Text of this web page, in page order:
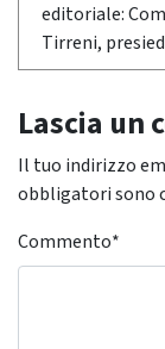
editoriale:
Tirreni,
Lascia un
Il tuo indirizzo
obbligatori sono
Commento*